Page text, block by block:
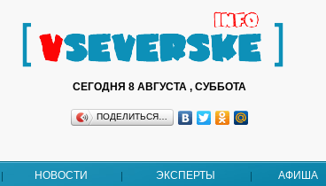
СЕГОДНЯ 8 АВГУСТА , СУББОТА
ПОДЕЛИТЬСЯ…
НОВОСТИ ЭКСПЕРТЫ АФИША